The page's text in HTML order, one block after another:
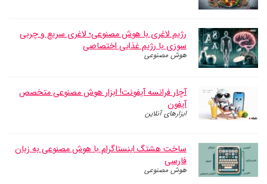
رژیم لاغری با هوش مصنوعی؛ لاغری سریع و چربی
سوزی با رژیم غذایی اختصاصی
هوش مصنوعی
آچار فرانسه آیفونت! ابزار هوش مصنوعی متخصص
آیفون
ابزارهای آنلاین
ساخت هشتگ اینستاگرام با هوش مصنوعی به زبان
فارسی
هوش مصنوعی